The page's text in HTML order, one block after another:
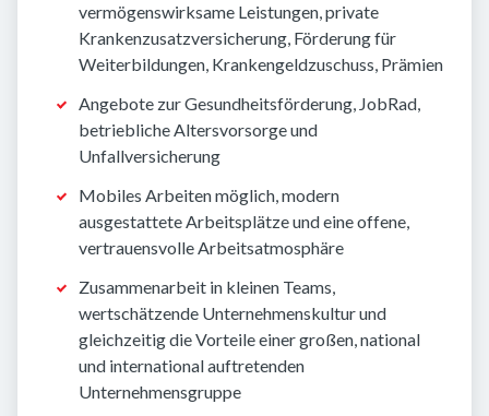
vermögenswirksame Leistungen, private
Krankenzusatzversicherung, Förderung für
Weiterbildungen, Krankengeldzuschuss, Prämien
Angebote zur Gesundheitsförderung, JobRad,
betriebliche Altersvorsorge und
Unfallversicherung
Mobiles Arbeiten möglich, modern
ausgestattete Arbeitsplätze und eine offene,
vertrauensvolle Arbeitsatmosphäre
Zusammenarbeit in kleinen Teams,
wertschätzende Unternehmenskultur und
gleichzeitig die Vorteile einer großen, national
und international auftretenden
Unternehmensgruppe